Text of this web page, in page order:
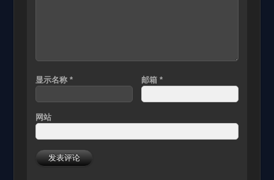
显示名称 * 邮箱 *
网站